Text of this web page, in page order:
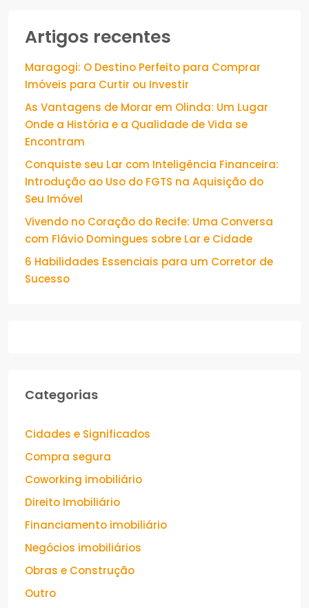
Artigos recentes
Maragogi: O Destino Perfeito para Comprar
Imóveis para Curtir ou Investir
As Vantagens de Morar em Olinda: Um Lugar
Onde a História e a Qualidade de Vida se
Encontram
Conquiste seu Lar com Inteligência Financeira:
Introdução ao Uso do FGTS na Aquisição do
Seu Imóvel
Vivendo no Coração do Recife: Uma Conversa
com Flávio Domingues sobre Lar e Cidade
6 Habilidades Essenciais para um Corretor de
Sucesso
Categorias
Cidades e Significados
Compra segura
Coworking imobiliário
Direito Imobiliário
Financiamento imobiliário
Negócios imobiliários
Obras e Construção
Outro